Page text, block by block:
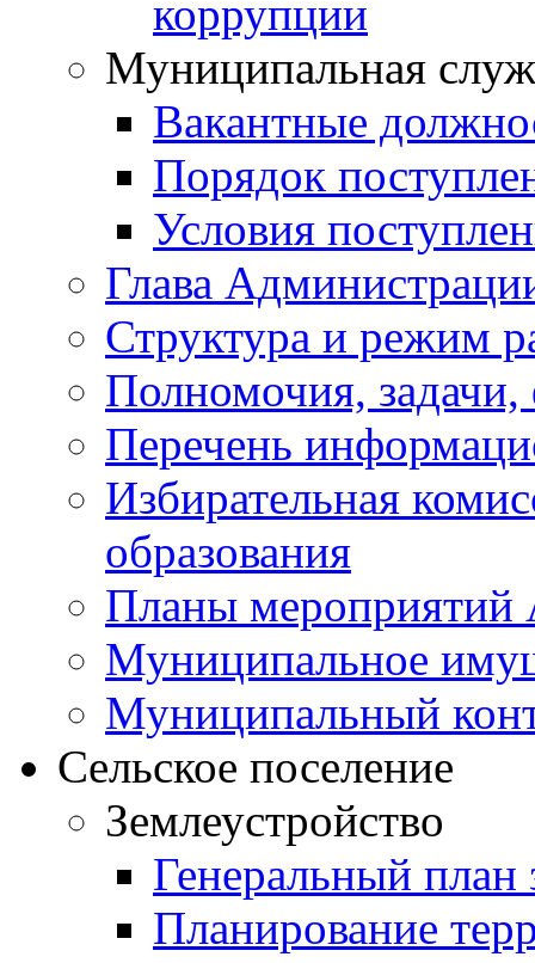
коррупции
Муниципальная
Вакантные
Порядок
Условия
Глава
Структура и режим
Полномочия,
Перечень
Избирательная
образования
Планы мероприятий
Муниципальное
Муниципальный
Сельское поселение
Землеустройство
Генеральный план
Планирование